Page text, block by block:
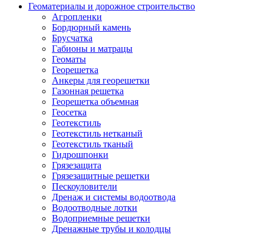
Геоматериалы и дорожное строительство
Агропленки
Бордюрный камень
Брусчатка
Габионы и матрацы
Геоматы
Георешетка
Анкеры для георешетки
Газонная решетка
Георешетка объемная
Геосетка
Геотекстиль
Геотекстиль нетканый
Геотекстиль тканый
Гидрошпонки
Грязезащита
Грязезащитные решетки
Пескоуловители
Дренаж и системы водоотвода
Водоотводные лотки
Водоприемные решетки
Дренажные трубы и колодцы